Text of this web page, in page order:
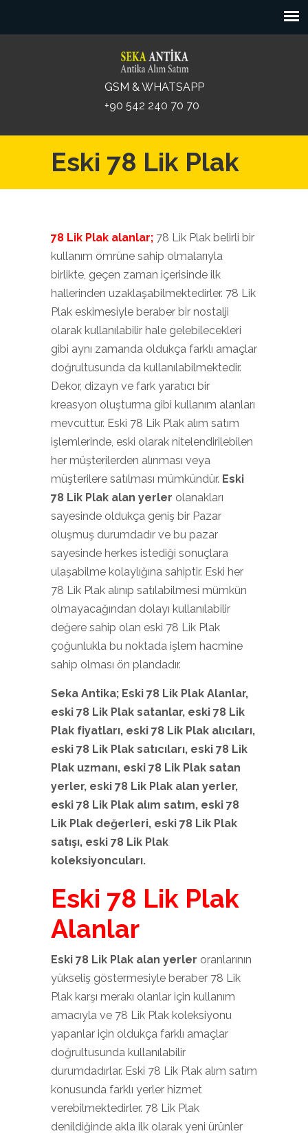
GSM & WHATSAPP
+90 542 240 70 70
Eski 78 Lik Plak
78 Lik Plak alanlar; 78 Lik Plak belirli bir
kullanım ömrüne sahip olmalarıyla
birlikte, geçen zaman içerisinde ilk
hallerinden uzaklaşabilmektedirler. 78 Lik
Plak eskimesiyle beraber bir nostalji
olarak kullanılabilir hale gelebilecekleri
gibi aynı zamanda oldukça farklı amaçlar
doğrultusunda da kullanılabilmektedir.
Dekor, dizayn ve fark yaratıcı bir
kreasyon oluşturma gibi kullanım alanları
mevcuttur. Eski 78 Lik Plak alım satım
işlemlerinde, eski olarak nitelendirilebilen
her müşterilerden alınması veya
müşterilere satılması mümkündür. Eski
78 Lik Plak alan yerler olanakları
sayesinde oldukça geniş bir Pazar
oluşmuş durumdadır ve bu pazar
sayesinde herkes istediği sonuçlara
ulaşabilme kolaylığına sahiptir. Eski her
78 Lik Plak alınıp satılabilmesi mümkün
olmayacağından dolayı kullanılabilir
değere sahip olan eski 78 Lik Plak
çoğunlukla bu noktada işlem hacmine
sahip olması ön plandadır.
Seka Antika; Eski 78 Lik Plak Alanlar,
eski 78 Lik Plak satanlar, eski 78 Lik
Plak fiyatları, eski 78 Lik Plak alıcıları,
eski 78 Lik Plak satıcıları, eski 78 Lik
Plak uzmanı, eski 78 Lik Plak satan
yerler, eski 78 Lik Plak alan yerler,
eski 78 Lik Plak alım satım, eski 78
Lik Plak değerleri, eski 78 Lik Plak
satışı, eski 78 Lik Plak
koleksiyoncuları.
Eski 78 Lik Plak
Alanlar
Eski 78 Lik Plak alan yerler oranlarının
yükseliş göstermesiyle beraber 78 Lik
Plak karşı merakı olanlar için kullanım
amacıyla ve 78 Lik Plak koleksiyonu
yapanlar için oldukça farklı amaçlar
doğrultusunda kullanılabilir
durumdadırlar. Eski 78 Lik Plak alım satım
konusunda farklı yerler hizmet
verebilmektedirler. 78 Lik Plak
denildiğinde akla ilk olarak yeni ürünler